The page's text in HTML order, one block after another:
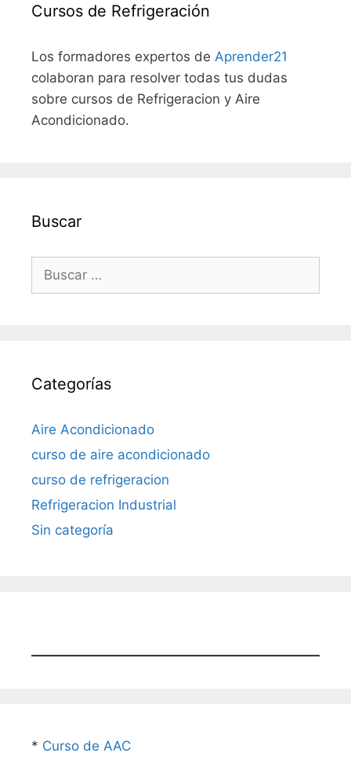
Cursos de Refrigeración
Los formadores expertos de Aprender21
colaboran para resolver todas tus dudas
sobre cursos de Refrigeracion y Aire
Acondicionado.
Buscar
Buscar:
Categorías
Aire Acondicionado
curso de aire acondicionado
curso de refrigeracion
Refrigeracion Industrial
Sin categoría
* Curso de AAC